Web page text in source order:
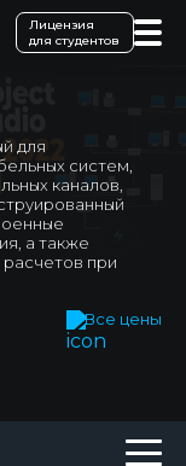
Лицензия
для студентов
для
систем,
каналов,
а также
при
Все цены